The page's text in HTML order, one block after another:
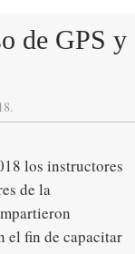
de GPS y
los instructores
de la
el fin de capacitar